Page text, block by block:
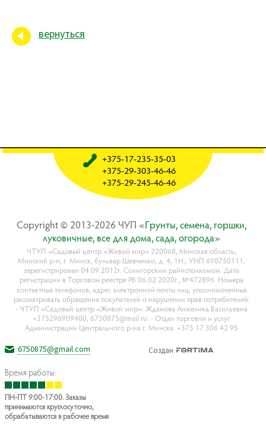
вернуться
Copyright © 2013-2026 ЧУП «Гpyнты, ceмeнa, гopшки,
лyкoвичныe, вce для дoмa, caдa, oгopoдa»
ЧТУП «Садовый центр «Живой мир» 220068, Минская область,
Минский р-н, г. Минск, бульвар Шевченко, д. 4, 1Н., УНП 690750111,
зарегистрирован 04.09.2012г. Солигорским райисполкомом. Дата
регистрации в Торговом реестре РБ 06.02.2020г., №472896. Номера
контактных телефонов, адрес электронной почты лиц, уполномоченных
рассматривать обращения покупателей о нарушении прав потребителей:
- ЧТУП «Садовый центр «Живой мир»: Жданова Анжелика Васильевна
+375296909400, 6750875@mail.ru. - Отдел торговли и услуг
Администрации Центрального р-на г. Минска: +375 17 306 42 95
+375-17-235-35-03
+375-29-303-46-46
+375-29-245-46-46
6750875@gmail.com
Время работы:
ПН-ПТ 9:00-17:00. Заказы
принимаются круглосуточно,
обрабатываются в рабочее время
Создан